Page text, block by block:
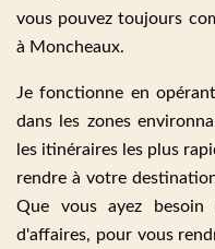
vous pouvez toujours
à Moncheaux.
Je fonctionne en
dans les zones
les itinéraires les plus
rendre à votre
Que vous ayez
d'affaires, pour vous